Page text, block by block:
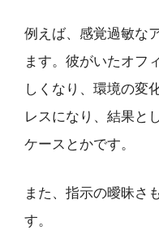
例えば、感覚過敏な
ます。彼がいたオフ
しくなり、環境の変
レスになり、結果と
ケースとかです。
また、指示の曖昧さ
す。